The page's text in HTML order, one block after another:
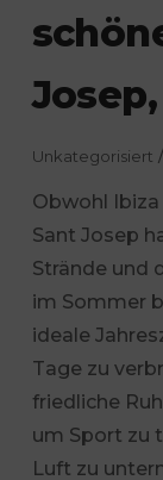
Unkategorisiert
Obwohl
Sant Josep
Strände und
im Sommer
ideale
Tage zu
friedliche
um Sport zu
Luft zu